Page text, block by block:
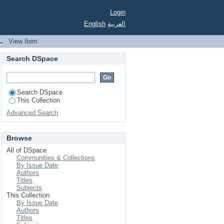
Login
English العربية
View Item
Search DSpace
Search DSpace
This Collection
Advanced Search
Browse
All of DSpace
Communities & Collections
By Issue Date
Authors
Titles
Subjects
This Collection
By Issue Date
Authors
Titles